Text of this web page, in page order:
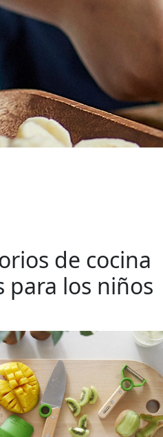
de cocina
para los niños